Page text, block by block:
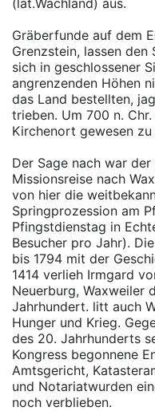
(lat.Wachland) aus.
Gräberfunde auf dem
Grenzstein, lassen den
sich in geschlossener
angrenzenden Höhen
das Land bestellten,
trieben. Um 700 n.
Kirchenort gewesen zu
Der Sage nach war
Missionsreise nach
von hier die
Springprozession am
Pfingstdienstag in
Besucher pro Jahr).
bis 1794 mit der
1414 verlieh Irmgard
Neuerburg, Waxweiler
Jahrhundert. litt auch
Hunger und Krieg.
des 20. Jahrhunderts
Kongress begonnene
Amtsgericht,
und Notariatwurden
noch verblieben.